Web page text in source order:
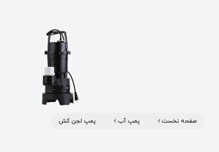
صفحه نخست پمپ آب پمپ لجن کش